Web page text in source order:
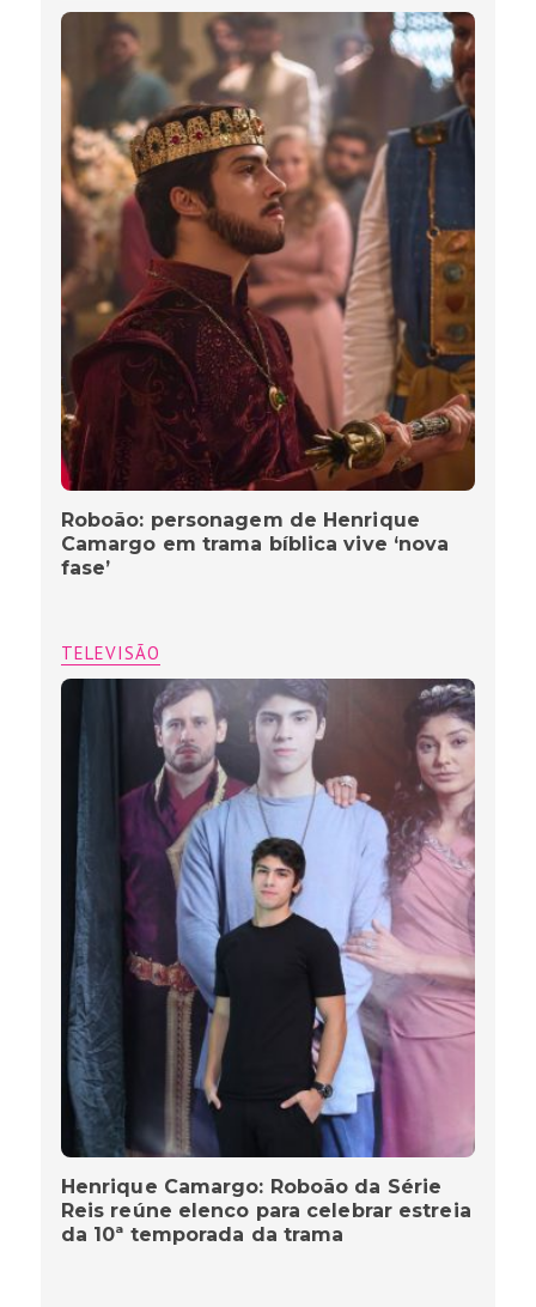
Roboão: personagem de Henrique
Camargo em trama bíblica vive ‘nova
fase’
TELEVISÃO
Henrique Camargo: Roboão da Série
Reis reúne elenco para celebrar estreia
da 10ª temporada da trama